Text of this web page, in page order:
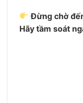
Đừng chờ
Hãy tầm soát